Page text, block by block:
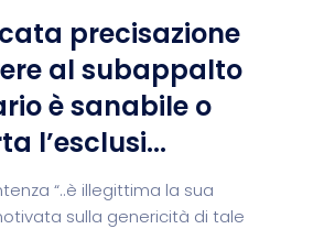
precisazione
al subappalto
è sanabile o
l’esclusi...
“..è illegittima la sua
sulla genericità di tale